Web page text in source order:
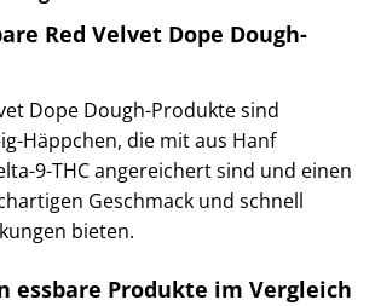
Red Velvet Dope Dough-
Dope Dough-Produkte sind
Häppchen, die mit aus Hanf
9-THC angereichert sind und einen
Geschmack und schnell
bieten.
essbare Produkte im Vergleich